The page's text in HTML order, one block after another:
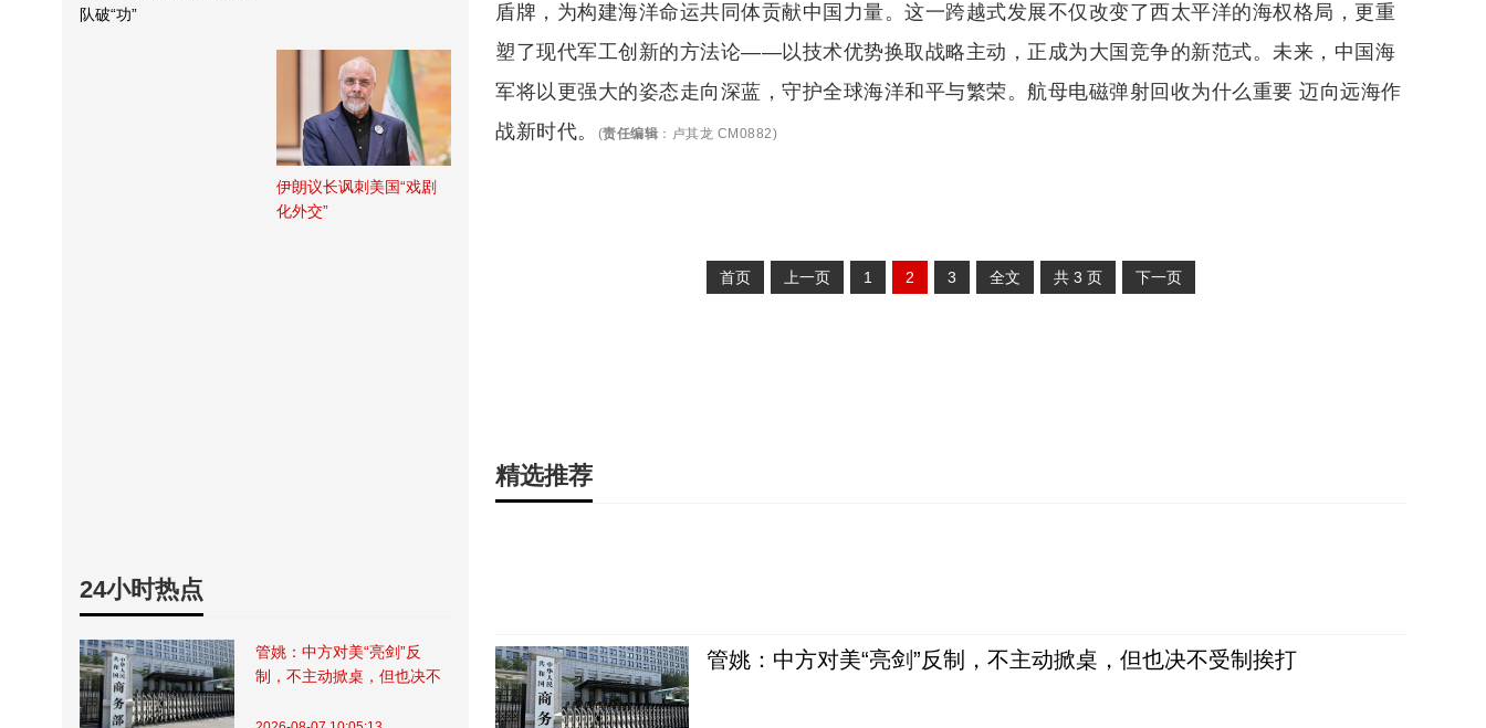
队破“功”
伊朗议长讽刺美国“戏剧
化外交”
24小时热点
管姚：中方对美“亮剑”反
制，不主动掀桌，但也决不
盾牌，为构建海洋命运共同体贡献中国力量。这一跨越式发展不仅改变了西太平洋的海权格局，更重
塑了现代军工创新的方法论——以技术优势换取战略主动，正成为大国竞争的新范式。未来，中国海
军将以更强大的姿态走向深蓝，守护全球海洋和平与繁荣。航母电磁弹射回收为什么重要 迈向远海作
战新时代。
(责任编辑 ： 卢其龙 CM0882)
首页 上一页 1 2 3 全文 共 3 页 下一页
精选推荐
管姚：中方对美“亮剑”反制，不主动掀桌，但也决不受制挨打